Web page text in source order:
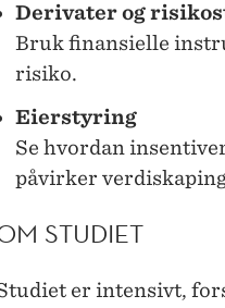
Derivater og
Bruk finansielle
risiko.
Eierstyring
Se hvordan
påvirker
STUDIET
er intensivt,